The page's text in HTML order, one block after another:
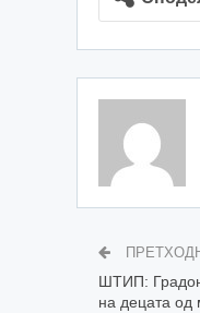
ШТИП:
на децата